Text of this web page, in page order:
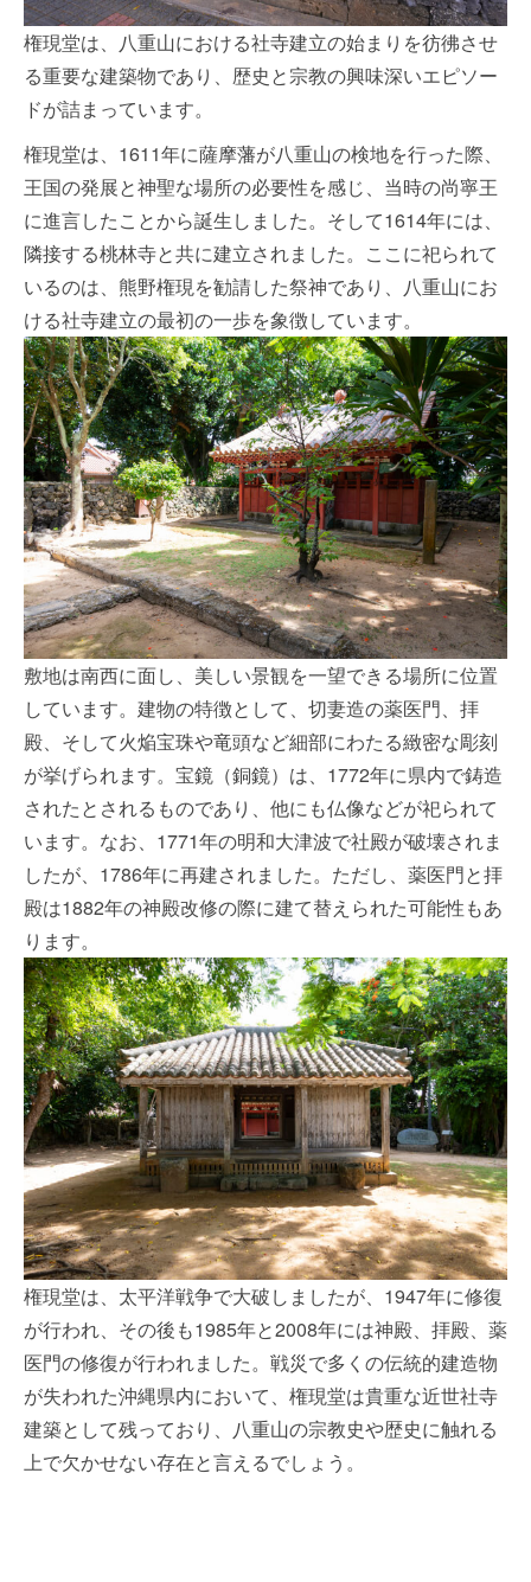
権現堂は、八重山における社寺建立の始まりを彷彿させ
る重要な建築物であり、歴史と宗教の興味深いエピソー
ドが詰まっています。
権現堂は、1611年に薩摩藩が八重山の検地を行った際、
王国の発展と神聖な場所の必要性を感じ、当時の尚寧王
に進言したことから誕生しました。そして1614年には、
隣接する桃林寺と共に建立されました。ここに祀られて
いるのは、熊野権現を勧請した祭神であり、八重山にお
ける社寺建立の最初の一歩を象徴しています。
敷地は南西に面し、美しい景観を一望できる場所に位置
しています。建物の特徴として、切妻造の薬医門、拝
殿、そして火焔宝珠や竜頭など細部にわたる緻密な彫刻
が挙げられます。宝鏡（銅鏡）は、1772年に県内で鋳造
されたとされるものであり、他にも仏像などが祀られて
います。なお、1771年の明和大津波で社殿が破壊されま
したが、1786年に再建されました。ただし、薬医門と拝
殿は1882年の神殿改修の際に建て替えられた可能性もあ
ります。
権現堂は、太平洋戦争で大破しましたが、1947年に修復
が行われ、その後も1985年と2008年には神殿、拝殿、薬
医門の修復が行われました。戦災で多くの伝統的建造物
が失われた沖縄県内において、権現堂は貴重な近世社寺
建築として残っており、八重山の宗教史や歴史に触れる
上で欠かせない存在と言えるでしょう。